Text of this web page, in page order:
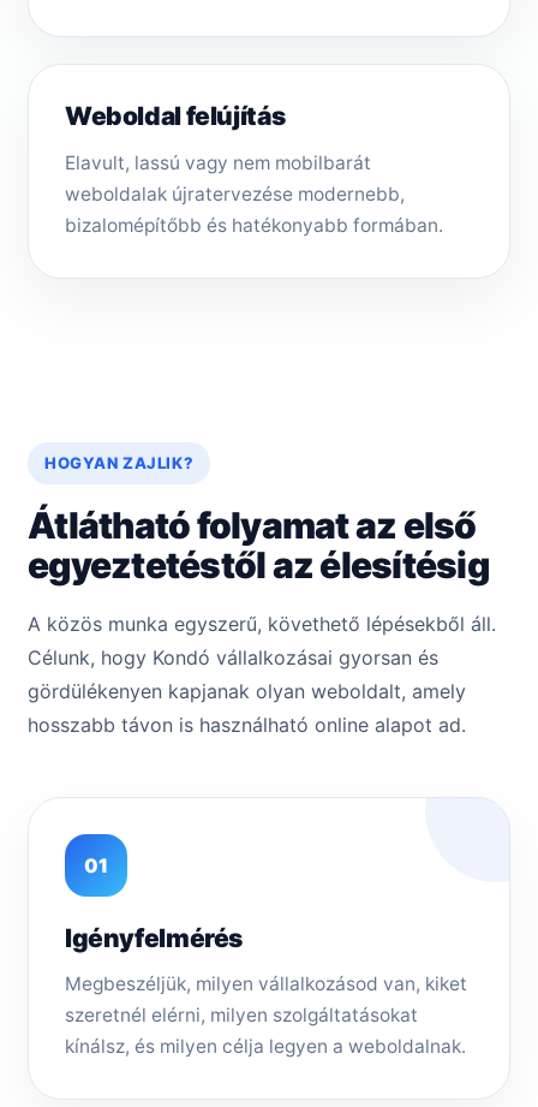
Weboldal felújítás
Elavult, lassú vagy nem mobilbarát
weboldalak újratervezése modernebb,
bizalomépítőbb és hatékonyabb formában.
HOGYAN ZAJLIK?
Átlátható folyamat az első
egyeztetéstől az élesítésig
A közös munka egyszerű, követhető lépésekből áll.
Célunk, hogy Kondó vállalkozásai gyorsan és
gördülékenyen kapjanak olyan weboldalt, amely
hosszabb távon is használható online alapot ad.
01
Igényfelmérés
Megbeszéljük, milyen vállalkozásod van, kiket
szeretnél elérni, milyen szolgáltatásokat
kínálsz, és milyen célja legyen a weboldalnak.